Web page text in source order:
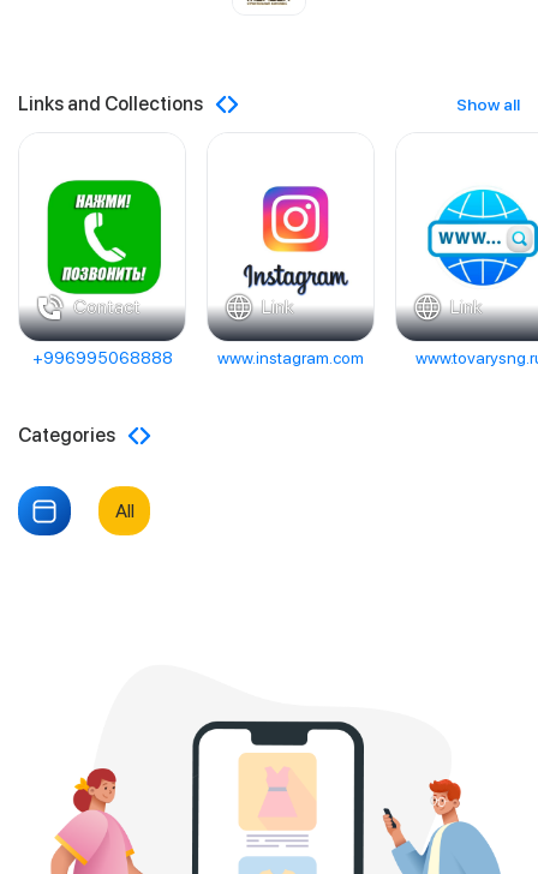
Links and Collections Show all
Contact
+996995068888
Link
www.instagram.com
Link
Categories
All